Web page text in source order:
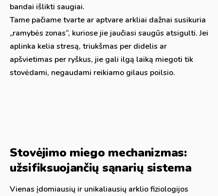
bandai išlikti saugiai.
Tame pačiame tvarte ar aptvare arkliai dažnai susikuria
„ramybės zonas“, kuriose jie jaučiasi saugūs atsigulti. Jei
aplinka kelia stresą, triukšmas per didelis ar
apšvietimas per ryškus, jie gali ilgą laiką miegoti tik
stovėdami, negaudami reikiamo gilaus poilsio.
Stovėjimo miego mechanizmas:
užsifiksuojančių sąnarių sistema
Vienas įdomiausių ir unikaliausių arklio fiziologijos